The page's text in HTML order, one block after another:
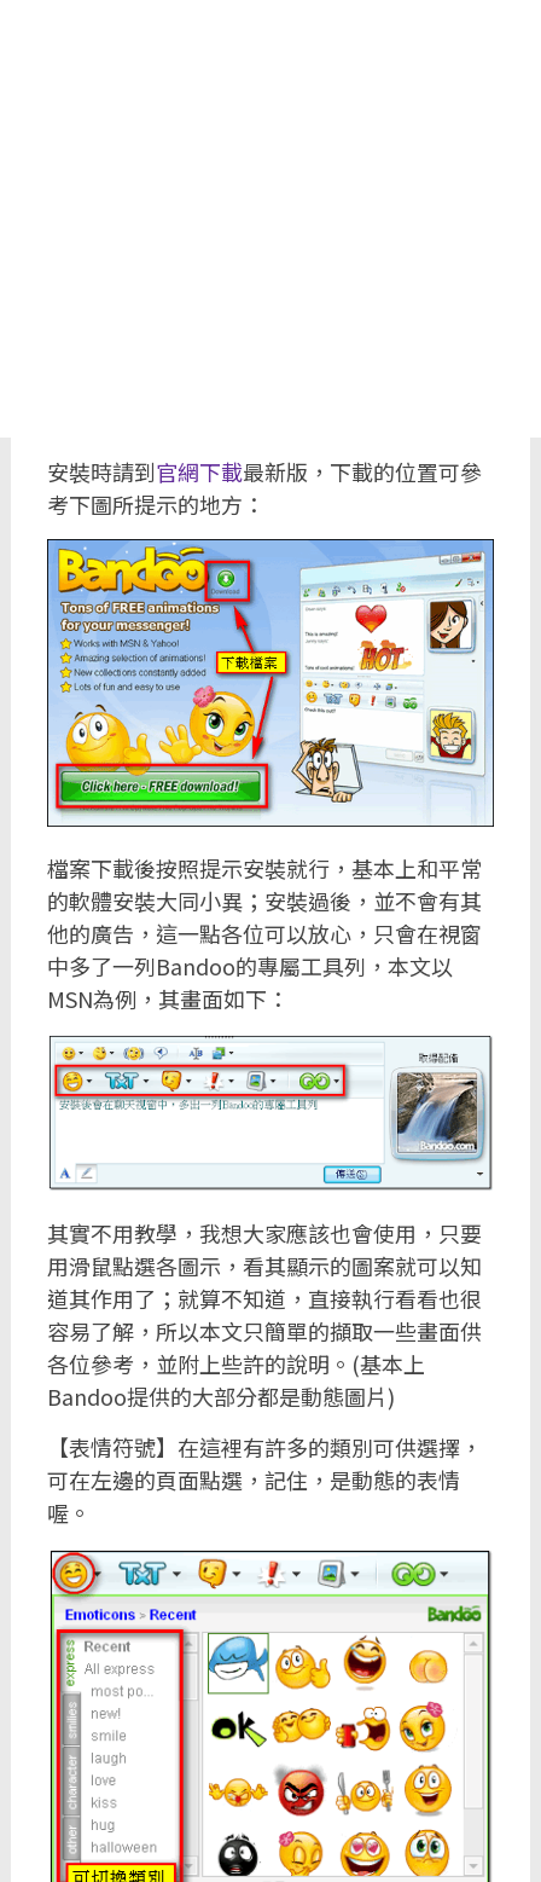
安裝時請到官網下載最新版，下載的位置可參
考下圖所提示的地方：
檔案下載後按照提示安裝就行，基本上和平常
的軟體安裝大同小異；安裝過後，並不會有其
他的廣告，這一點各位可以放心，只會在視窗
中多了一列Bandoo的專屬工具列，本文以
MSN為例，其畫面如下：
其實不用教學，我想大家應該也會使用，只要
用滑鼠點選各圖示，看其顯示的圖案就可以知
道其作用了；就算不知道，直接執行看看也很
容易了解，所以本文只簡單的擷取一些畫面供
各位參考，並附上些許的說明。(基本上
Bandoo提供的大部分都是動態圖片)
【表情符號】在這裡有許多的類別可供選擇，
可在左邊的頁面點選，記住，是動態的表情
喔。